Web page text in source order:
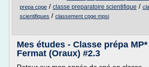
prepa cpge / classe preparatoire scientifique /
scientifiques / classement cpge mpsi
Mes études - Classe prépa
Fermat (Oraux) #2.3